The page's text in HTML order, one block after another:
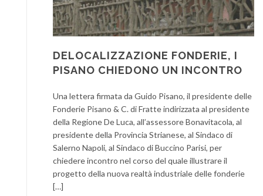
DELOCALIZZAZIONE FONDERIE, I
PISANO CHIEDONO UN INCONTRO
Una lettera firmata da Guido Pisano, il presidente delle
Fonderie Pisano & C. di Fratte indirizzata al presidente
della Regione De Luca, all’assessore Bonavitacola, al
presidente della Provincia Strianese, al Sindaco di
Salerno Napoli, al Sindaco di Buccino Parisi, per
chiedere incontro nel corso del quale illustrare il
progetto della nuova realtà industriale delle fonderie
[…]